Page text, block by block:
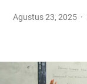
Agustus 23, 2025